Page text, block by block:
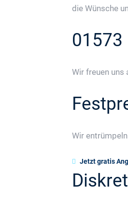
die Wünsche
01573
Wir freuen uns
Wir
Jetzt gratis